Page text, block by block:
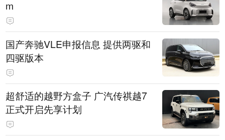
m
国产奔驰VLE申报信息 提供两驱和
四驱版本
超舒适的越野方盒子 广汽传祺越7
正式开启先享计划